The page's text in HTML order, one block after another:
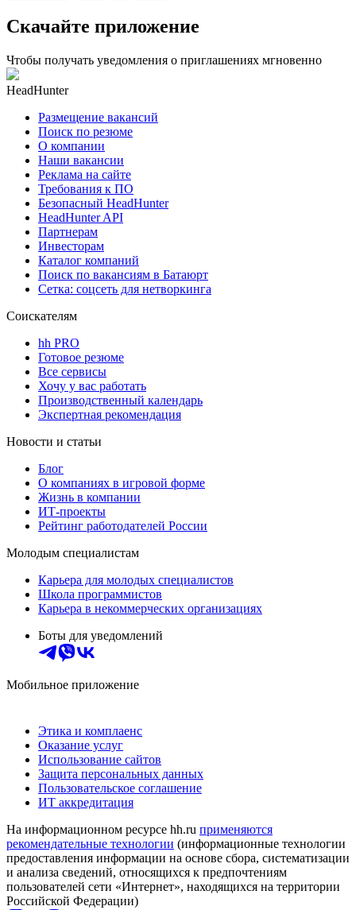
Скачайте приложение
Чтобы получать уведомления о приглашениях мгновенно
HeadHunter
Размещение вакансий
Поиск по резюме
О компании
Наши вакансии
Реклама на сайте
Требования к ПО
Безопасный HeadHunter
HeadHunter API
Партнерам
Инвесторам
Каталог компаний
Поиск по вакансиям в Батаюрт
Сетка: соцсеть для нетворкинга
Соискателям
hh PRO
Готовое резюме
Все сервисы
Хочу у вас работать
Производственный календарь
Экспертная рекомендация
Новости и статьи
Блог
О компаниях в игровой форме
Жизнь в компании
ИТ-проекты
Рейтинг работодателей России
Молодым специалистам
Карьера для молодых специалистов
Школа программистов
Карьера в некоммерческих организациях
Боты для уведомлений
Мобильное приложение
Этика и комплаенс
Оказание услуг
Использование сайтов
Защита персональных данных
Пользовательское соглашение
ИТ аккредитация
На информационном ресурсе hh.ru применяются
рекомендательные технологии (информационные технологии
предоставления информации на основе сбора, систематизации
и анализа сведений, относящихся к предпочтениям
пользователей сети «Интернет», находящихся на территории
Российской Федерации)